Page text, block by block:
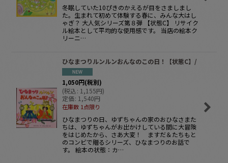
冬眠していた10ぴきのかえるが目をさましまし
た。生まれて初めて体験する春に、みんな大はし
ゃぎ？ 大人気シリーズ第８弾 【状態C】 リサイク
ル絵本として平均的な使用感です。 当店の絵本ク
リーニ…
ひなまつりルンルンおんなのこの日！【状態C】/
1,050円(税別)
(税込: 1,155円)
定価: 1,540円
在庫数 1点限り
ひなまつりの日、ゆずちゃんの家のおひなさまた
ちは、ゆずちゃんがお出かけしている間に大冒険
をはじめたから、さあ大変！ ますだ＆たちもと
のコンビで贈るシリーズ、ひなまつりのお話で
す。 絵本の状態：カ…